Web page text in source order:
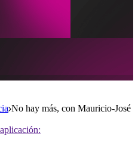
No hay más, con Mauricio-José